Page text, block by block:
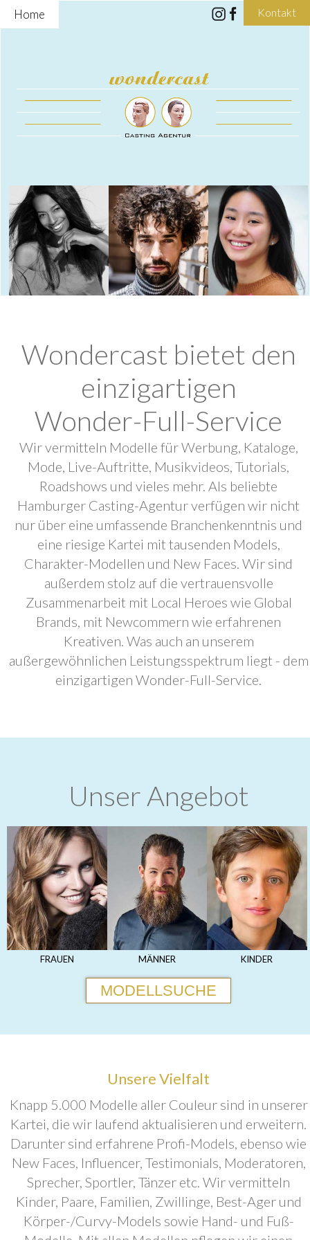
Home Kontakt
Wondercast bietet den
einzigartigen
Wonder-Full-Service
Wir vermitteln Modelle für Werbung, Kataloge,
Mode, Live-Auftritte, Musikvideos, Tutorials,
Roadshows und vieles mehr. Als beliebte
Hamburger Casting-Agentur verfügen wir nicht
nur über eine umfassende Branchenkenntnis und
eine riesige Kartei mit tausenden Models,
Charakter-Modellen und New Faces. Wir sind
außerdem stolz auf die vertrauensvolle
Zusammenarbeit mit Local Heroes wie Global
Brands, mit Newcommern wie erfahrenen
Kreativen. Was auch an unserem
außergewöhnlichen Leistungsspektrum liegt - dem
einzigartigen Wonder-Full-Service.
Unser Angebot
FRAUEN MÄNNER KINDER
MODELLSUCHE
Unsere Vielfalt
Knapp 5.000 Modelle aller Couleur sind in unserer
Kartei, die wir laufend aktualisieren und erweitern.
Darunter sind erfahrene Profi-Models, ebenso wie
New Faces, Influencer, Testimonials, Moderatoren,
Sprecher, Sportler, Tänzer etc. Wir vermitteln
Kinder, Paare, Familien, Zwillinge, Best-Ager und
Körper-/Curvy-Models sowie Hand- und Fuß-